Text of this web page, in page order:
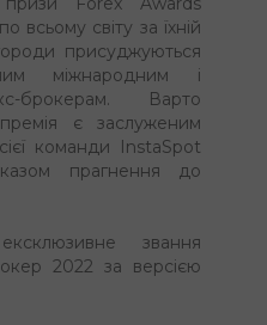
всьому світу за їхній
присуджуються
міжнародним і
брокерам. Варто
є заслуженим
команди InstaSpot
прагнення до
звання
2022 за версією